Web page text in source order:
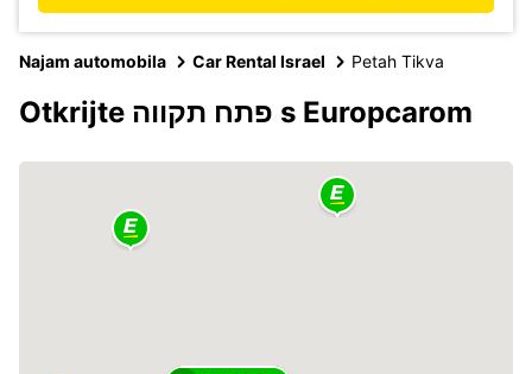
Najam automobila Car Rental Israel Petah Tikva
Otkrijte פתח תקווה s Europcarom